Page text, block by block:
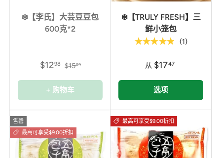
❄️【李氏】大芸豆豆包
600克*2
$1298 $1599
+ 购物车
❄️【TRULY FRESH】三
鲜小笼包
★★★★★ (1)
从 $1747
选项
售罄
最高可享受$9.00折扣
最高可享受$9.00折扣